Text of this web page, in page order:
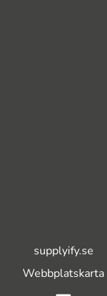
supplyify.se
Webbplatskarta